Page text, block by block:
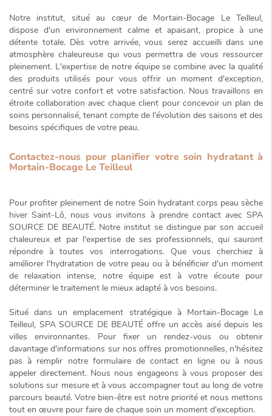
Notre institut, situé au cœur de Mortain-Bocage Le Teilleul,
dispose d'un environnement calme et apaisant, propice à une
détente totale. Dès votre arrivée, vous serez accueilli dans une
atmosphère chaleureuse qui vous permettra de vous ressourcer
pleinement. L'expertise de notre équipe se combine avec la qualité
des produits utilisés pour vous offrir un moment d'exception,
centré sur votre confort et votre satisfaction. Nous travaillons en
étroite collaboration avec chaque client pour concevoir un plan de
soins personnalisé, tenant compte de l'évolution des saisons et des
besoins spécifiques de votre peau.
Contactez-nous pour planifier votre soin hydratant à
Mortain-Bocage Le Teilleul
Pour profiter pleinement de notre Soin hydratant corps peau sèche
hiver Saint-Lô, nous vous invitons à prendre contact avec SPA
SOURCE DE BEAUTÉ. Notre institut se distingue par son accueil
chaleureux et par l'expertise de ses professionnels, qui sauront
répondre à toutes vos interrogations. Que vous cherchiez à
améliorer l'hydratation de votre peau ou à bénéficier d'un moment
de relaxation intense, notre équipe est à votre écoute pour
déterminer le traitement le mieux adapté à vos besoins.
Situé dans un emplacement stratégique à Mortain-Bocage Le
Teilleul, SPA SOURCE DE BEAUTÉ offre un accès aisé depuis les
villes environnantes. Pour fixer un rendez-vous ou obtenir
davantage d'informations sur nos offres promotionnelles, n'hésitez
pas à remplir notre formulaire de contact en ligne ou à nous
appeler directement. Nous nous engageons à vous proposer des
solutions sur mesureet à vous accompagner tout au long de votre
parcours beauté. Votre bien-être est notre priorité et nous mettons
tout en œuvre pour faire de chaque soin un moment d'exception.